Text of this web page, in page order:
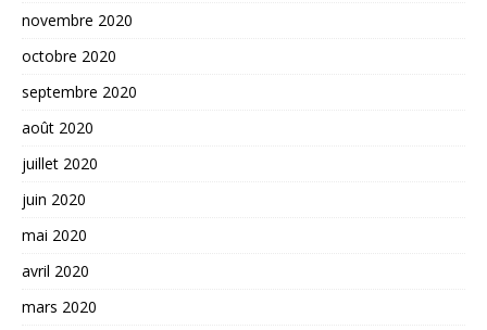
novembre 2020
octobre 2020
septembre 2020
août 2020
juillet 2020
juin 2020
mai 2020
avril 2020
mars 2020